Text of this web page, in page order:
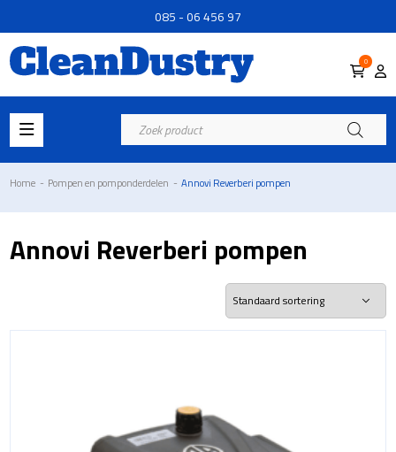
085 - 06 456 97
0
Producten
zoeken
Home - Pompen en pomponderdelen - Annovi Reverberi pompen
Annovi Reverberi pompen